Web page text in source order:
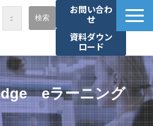
お問い合わ
せ
資料ダウン
ロード
選ばれる理由
ビス一覧
題から探す
　eラーニング